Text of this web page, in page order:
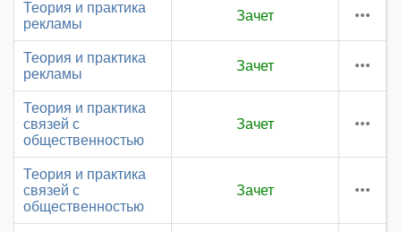
Теория и практика
рекламы
Зачет
Теория и практика
рекламы
Зачет
Теория и практика
связей с
общественностью
Зачет
Теория и практика
связей с
общественностью
Зачет